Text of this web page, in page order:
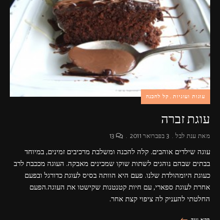
פרסומות,
מדיה
דיגיטלית
ועוד.
עוגות ועוגיות קל להכנה
עוגת זברה
מאתענת לבל 3 בפברואר 2011
עוגה שילדים אוהבים. קלה להכנה ומשלבת מרכיבים זמינים, במיוחד
בבתים שבהם נוהגים לשתות שוקו שמכינים מאבקה. העוגה מככבת לרב
כעוגת היומהולדת שלנו. פעם היא הוותה בסיס לעוגת כדורגל ובפעם
אחרת לעוגת ספארי, עם חיות קטנטנות שקישטו את העוגה.הפעם
החלטתי להעניק לה ציפוי קצת אחר.